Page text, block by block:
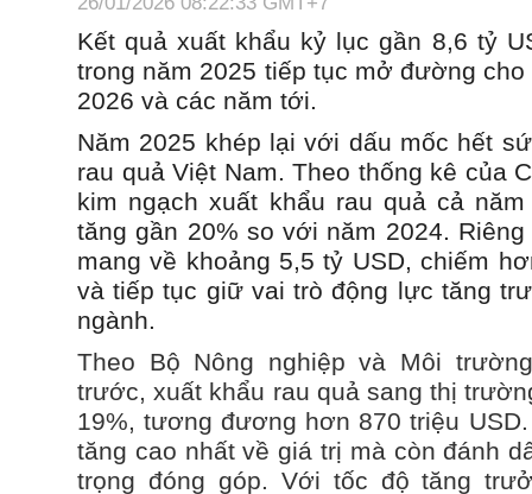
Kết quả xuất khẩu kỷ lục gần 8,6 tỷ
trong năm 2025 tiếp tục mở đường
2026 và các năm tới.
Năm 2025 khép lại với dấu mốc hết
rau quả Việt Nam. Theo thống kê của
kim ngạch xuất khẩu rau quả cả
tăng gần 20% so với năm 2024.
mang về khoảng 5,5 tỷ USD, chiếm
và tiếp tục giữ vai trò động lực tăng
ngành.
Theo Bộ Nông nghiệp và Môi
trước, xuất khẩu rau quả sang thị
19%, tương đương hơn 870 triệu
tăng cao nhất về giá trị mà còn đánh
trọng đóng góp. Với tốc độ tăng